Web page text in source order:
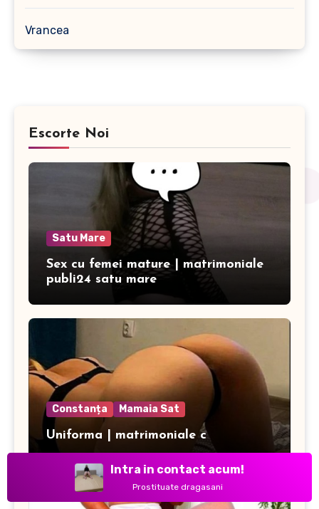
Vrancea
Escorte Noi
Satu Mare
Sex cu femei mature | matrimoniale
publi24 satu mare
Constanța Mamaia Sat
Uniforma | matrimoniale c
Intra in contact acum!
Prostituate dragasani